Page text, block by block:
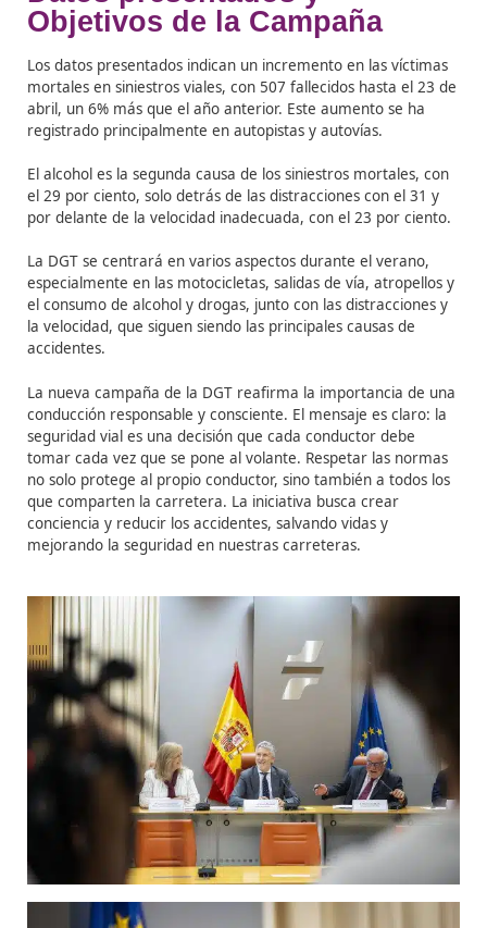
cuñas de radio, por su parte, intentan desmentir mitos
el consumo de alcohol y la conducción.
Durante su intervención, Grande-Marlaska también
su preocupación por la práctica de avisar sobre la
de controles de alcohol y drogas a través de redes
aplicaciones de mensajería. Señaló que estas acciones
insolidarias e incívicas, permitiendo a conductores
evitar los controles y potencialmente causar
posibilidad de prohibir legalmente esta práctica,
ejemplo de países como Suiza y Francia.
Datos presentados y
Objetivos de la Campaña
Los datos presentados indican un incremento en las
mortales en siniestros viales, con 507 fallecidos hasta
abril, un 6% más que el año anterior. Este aumento se
registrado principalmente en autopistas y autovías.
el 29 por ciento, solo detrás de las distracciones con el
por delante de la velocidad inadecuada, con el 23 por
La DGT se centrará en varios aspectos durante el
especialmente en las motocicletas, salidas de vía,
el consumo de alcohol y drogas, junto con las
la velocidad, que siguen siendo las principales causas
accidentes.
La nueva campaña de la DGT reafirma la importancia
conducción responsable y consciente. El mensaje es
seguridad vial es una decisión que cada conductor
tomar cada vez que se pone al volante. Respetar las